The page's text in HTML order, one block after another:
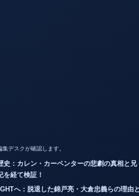
デスクが確認します。
史：カレン・カーペンターの悲劇の真相と兄
を経て検証！
へ：脱退した錦戸亮・大倉忠義らの理由